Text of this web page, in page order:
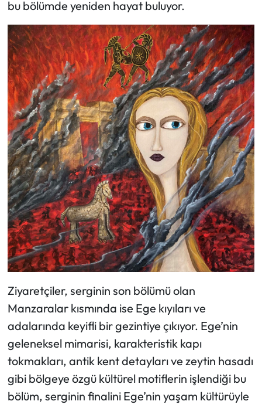
bu bölümde yeniden hayat buluyor.
Ziyaretçiler, serginin son bölümü olan
Manzaralar kısmında ise Ege kıyıları ve
adalarında keyifli bir gezintiye çıkıyor. Ege’nin
geleneksel mimarisi, karakteristik kapı
tokmakları, antik kent detayları ve zeytin hasadı
gibi bölgeye özgü kültürel motiflerin işlendiği bu
bölüm, serginin finalini Ege’nin yaşam kültürüyle